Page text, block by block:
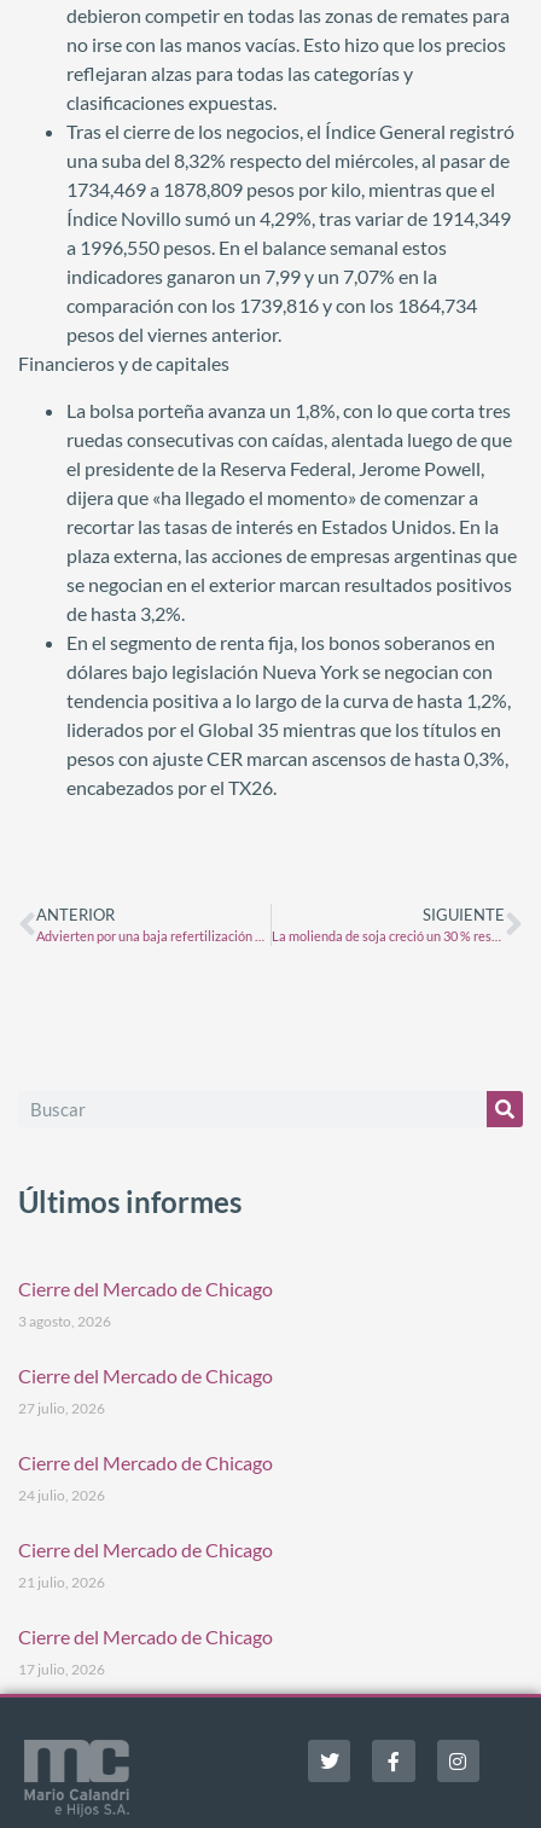
debieron competir en todas las zonas de remates para
no irse con las manos vacías. Esto hizo que los precios
reflejaran alzas para todas las categorías y
clasificaciones expuestas.
Tras el cierre de los negocios, el Índice General registró
una suba del 8,32% respecto del miércoles, al pasar de
1734,469 a 1878,809 pesos por kilo, mientras que el
Índice Novillo sumó un 4,29%, tras variar de 1914,349
a 1996,550 pesos. En el balance semanal estos
indicadores ganaron un 7,99 y un 7,07% en la
comparación con los 1739,816 y con los 1864,734
pesos del viernes anterior.
Financieros y de capitales
La bolsa porteña avanza un 1,8%, con lo que corta tres
ruedas consecutivas con caídas, alentada luego de que
el presidente de la Reserva Federal, Jerome Powell,
dijera que «ha llegado el momento» de comenzar a
recortar las tasas de interés en Estados Unidos. En la
plaza externa, las acciones de empresas argentinas que
se negocian en el exterior marcan resultados positivos
de hasta 3,2%.
En el segmento de renta fija, los bonos soberanos en
dólares bajo legislación Nueva York se negocian con
tendencia positiva a lo largo de la curva de hasta 1,2%,
liderados por el Global 35 mientras que los títulos en
pesos con ajuste CER marcan ascensos de hasta 0,3%,
encabezados por el TX26.
ANTERIOR SIGUIENTE
La molienda de soja creció un 30 % respecto a la campaña pasada y alcanzó un mayor nivel de eficiencia
Últimos informes
Cierre del Mercado de Chicago
3 agosto, 2026
Cierre del Mercado de Chicago
27 julio, 2026
Cierre del Mercado de Chicago
24 julio, 2026
Cierre del Mercado de Chicago
21 julio, 2026
Cierre del Mercado de Chicago
17 julio, 2026